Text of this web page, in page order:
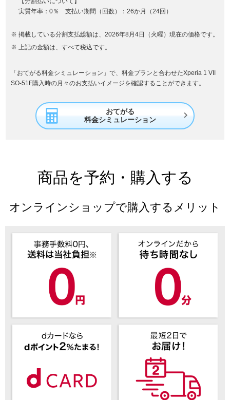
実質年率：0％ 支払い期間（回数）：26か月（24回）
掲載している分割支払総額は、2026年8月4日（火曜）現在の価格です。
上記の金額は、すべて税込です。
「おてがる料金シミュレーション」で、料金プランと合わせたXperia 1 VII
SO-51F購入時の月々のお支払いイメージを確認することができます。
おてがる
料金シミュレーション

商品を予約・購入する
オンラインショップで購入するメリット